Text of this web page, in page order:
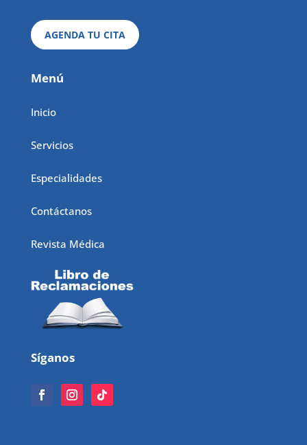
AGENDA TU CITA
Menú
Inicio
Servicios
Especialidades
Contáctanos
Revista Médica
Síganos